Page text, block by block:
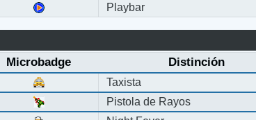
Playbar
Microbadge Distinción
Taxista
Pistola de Rayos